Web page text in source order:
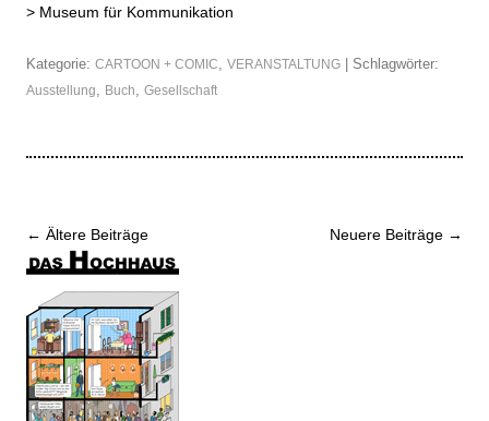
> Museum für Kommunikation
Kategorie: CARTOON + COMIC, VERANSTALTUNG | Schlagwörter:
Ausstellung, Buch, Gesellschaft
Beitrags-
Navigation
← Ältere Beiträge Neuere Beiträge →